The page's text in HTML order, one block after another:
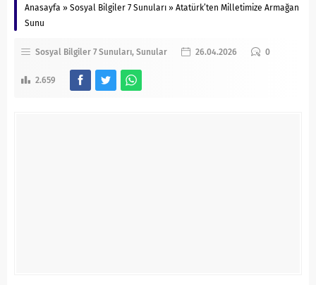
Anasayfa » Sosyal Bilgiler 7 Sunuları » Atatürk’ten Milletimize Armağan
Sunu
Sosyal Bilgiler 7 Sunuları Sunular 26.04.2026 0
2.659